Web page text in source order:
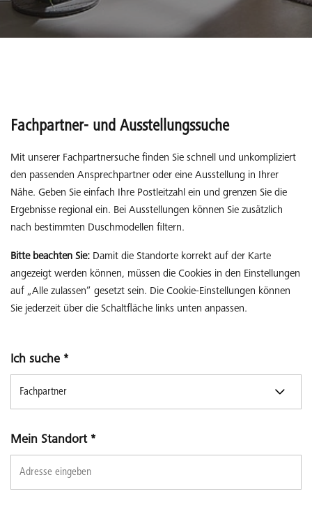
Fachpartner- und Ausstellungssuche
Mit unserer Fachpartnersuche finden Sie schnell und unkompliziert
den passenden Ansprechpartner oder eine Ausstellung in Ihrer
Nähe. Geben Sie einfach Ihre Postleitzahl ein und grenzen Sie die
Ergebnisse regional ein. Bei Ausstellungen können Sie zusätzlich
nach bestimmten Duschmodellen filtern.
Bitte beachten Sie: Damit die Standorte korrekt auf der Karte
angezeigt werden können, müssen die Cookies in den Einstellungen
auf „Alle zulassen“ gesetzt sein. Die Cookie-Einstellungen können
Sie jederzeit über die Schaltfläche links unten anpassen.
Ich suche *
Mein Standort *